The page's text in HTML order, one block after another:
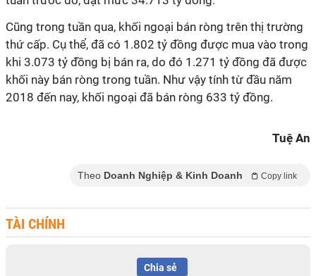
Cũng trong tuần qua, khối ngoại bán ròng trên thị trường
thứ cấp. Cụ thể, đã có 1.802 tỷ đồng được mua vào trong
khi 3.073 tỷ đồng bị bán ra, do đó 1.271 tỷ đồng đã được
khối này bán ròng trong tuần. Như vậy tính từ đầu năm
2018 đến nay, khối ngoại đã bán ròng 633 tỷ đồng.
Tuệ An
Theo Doanh Nghiệp & Kinh Doanh Copy link
TÀI CHÍNH
Chia sẻ